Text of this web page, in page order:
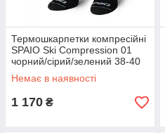
Термошкарпетки компресійні
SPAIO Ski Compression 01
чорний/сірий/зелений 38-40
(5901282514658)
Немає в наявності
1 170 ₴